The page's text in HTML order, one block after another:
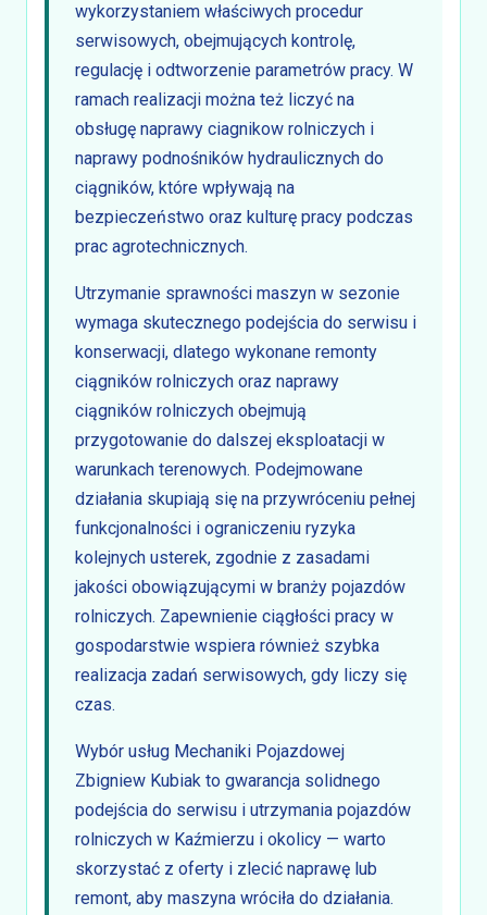
wykorzystaniem właściwych procedur
serwisowych, obejmujących kontrolę,
regulację i odtworzenie parametrów pracy. W
ramach realizacji można też liczyć na
obsługę naprawy ciagnikow rolniczych i
naprawy podnośników hydraulicznych do
ciągników, które wpływają na
bezpieczeństwo oraz kulturę pracy podczas
prac agrotechnicznych.
Utrzymanie sprawności maszyn w sezonie
wymaga skutecznego podejścia do serwisu i
konserwacji, dlatego wykonane remonty
ciągników rolniczych oraz naprawy
ciągników rolniczych obejmują
przygotowanie do dalszej eksploatacji w
warunkach terenowych. Podejmowane
działania skupiają się na przywróceniu pełnej
funkcjonalności i ograniczeniu ryzyka
kolejnych usterek, zgodnie z zasadami
jakości obowiązującymi w branży pojazdów
rolniczych. Zapewnienie ciągłości pracy w
gospodarstwie wspiera również szybka
realizacja zadań serwisowych, gdy liczy się
czas.
Wybór usług Mechaniki Pojazdowej
Zbigniew Kubiak to gwarancja solidnego
podejścia do serwisu i utrzymania pojazdów
rolniczych w Kaźmierzu i okolicy — warto
skorzystać z oferty i zlecić naprawę lub
remont, aby maszyna wróciła do działania.